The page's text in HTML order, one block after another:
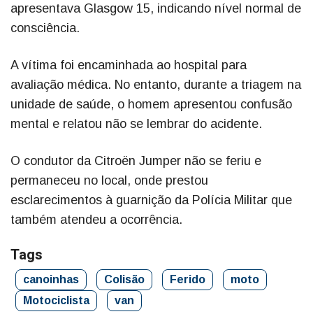
apresentava Glasgow 15, indicando nível normal de
consciência.
A vítima foi encaminhada ao hospital para
avaliação médica. No entanto, durante a triagem na
unidade de saúde, o homem apresentou confusão
mental e relatou não se lembrar do acidente.
O condutor da Citroën Jumper não se feriu e
permaneceu no local, onde prestou
esclarecimentos à guarnição da Polícia Militar que
também atendeu a ocorrência.
Tags
canoinhas Colisão Ferido
moto
Motociclista
van